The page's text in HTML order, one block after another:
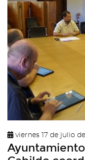
viernes 17 de julio